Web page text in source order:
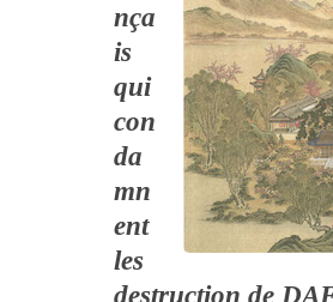
nça
is
qui
con
da
mn
ent
les
destruction de